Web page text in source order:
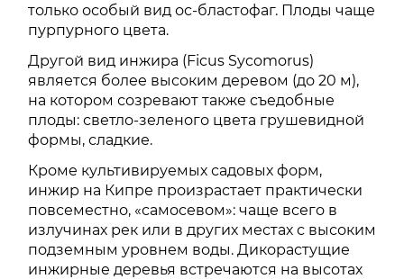
только особый вид ос-бластофаг. Плоды чаще
пурпурного цвета.
Другой вид инжира (Ficus Sycomorus)
является более высоким деревом (до 20 м),
на котором созревают также съедобные
плоды: светло-зеленого цвета грушевидной
формы, сладкие.
Кроме культивируемых садовых форм,
инжир на Кипре произрастает практически
повсеместно, «самосевом»: чаще всего в
излучинах рек или в других местах с высоким
подземным уровнем воды. Дикорастущие
инжирные деревья встречаются на высотах